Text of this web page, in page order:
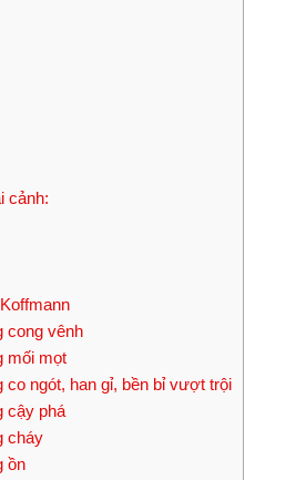
cảnh:
cong vênh
mối mọt
ngót, han gỉ, bền bỉ vượt trội
cậy phá
cháy
ồn